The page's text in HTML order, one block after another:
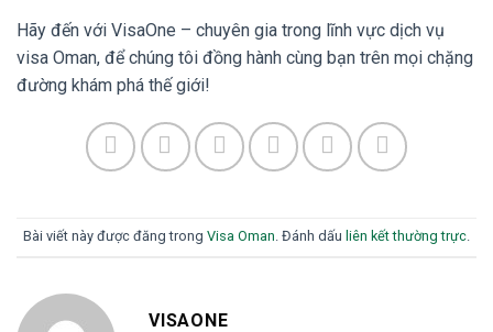
Hãy đến với VisaOne – chuyên gia trong lĩnh vực dịch vụ
visa Oman, để chúng tôi đồng hành cùng bạn trên mọi chặng
đường khám phá thế giới!
Bài viết này được đăng trong Visa Oman. Đánh dấu liên kết thường trực.
VISAONE